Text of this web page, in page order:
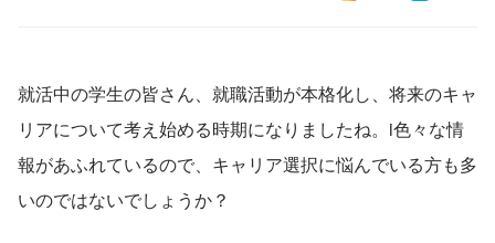
就活中の学生の皆さん、就職活動が本格化し、将来のキャ
リアについて考え始める時期になりましたね。i色々な情
報があふれているので、キャリア選択に悩んでいる方も多
いのではないでしょうか？